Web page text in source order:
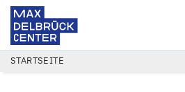
Direkt
Center
PFADNAVIGATION
STARTSEITE